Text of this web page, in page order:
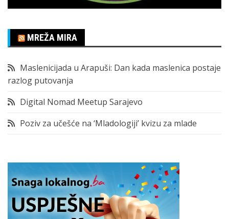
MREŽA MIRA
Maslenicijada u Arapuši: Dan kada maslenica postaje
razlog putovanja
Digital Nomad Meetup Sarajevo
Poziv za učešće na ‘Mladologiji’ kvizu za mlade